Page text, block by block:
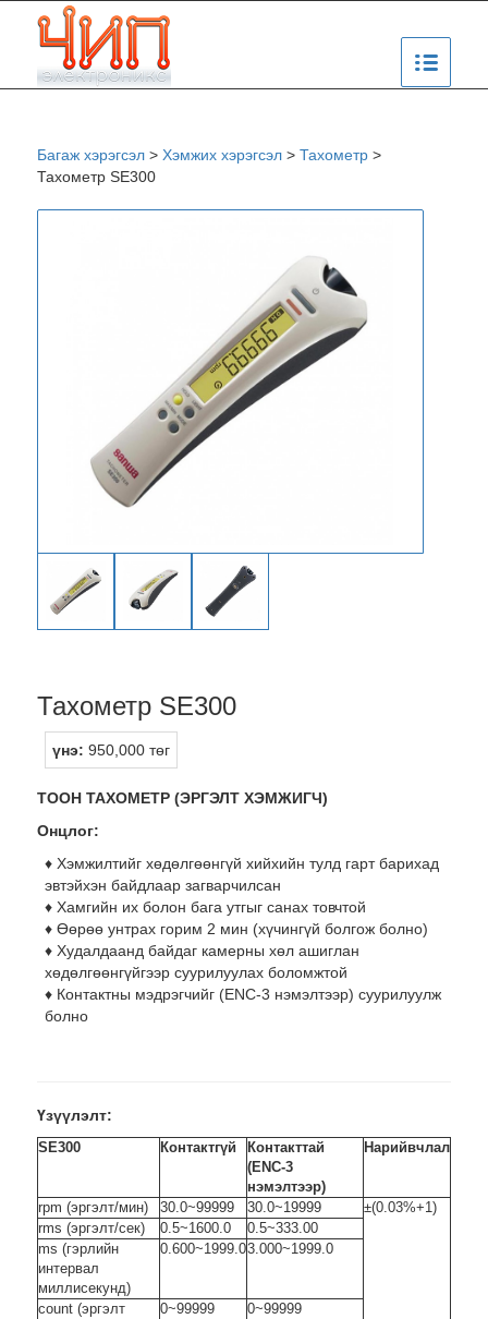
Багаж хэрэгсэл> Хэмжих хэрэгсэл> Тахометр>
Тахометр SE300
Тахометр SE300
үнэ: 950,000 төг
ТООН ТАХОМЕТР (ЭРГЭЛТ ХЭМЖИГЧ)
Онцлог:
♦ Хэмжилтийг хөдөлгөөнгүй хийхийн тулд гарт барихад
эвтэйхэн байдлаар загварчилсан
♦ Хамгийн их болон бага утгыг санах товчтой
♦ Өөрөө унтрах горим 2 мин (хүчингүй болгож болно)
♦ Худалдаанд байдаг камерны хөл ашиглан
хөдөлгөөнгүйгээр суурилуулах боломжтой
♦ Контактны мэдрэгчийг (ENC-3 нэмэлтээр) суурилуулж
болно
Үзүүлэлт:
SE300 Контактгүй
Контакттай
(ENC-3
нэмэлтээр)
Нарийвчлал
rpm (эргэлт/мин) 30.0~99999 30.0~19999
±(0.03%+1)
rms (эргэлт/сек)
0.5~1600.0
0.5~333.00
ms (гэрлийн
интервал
миллисекунд)
0.600~1999.03.000~1999.0
count (эргэлт
0~99999 0~99999